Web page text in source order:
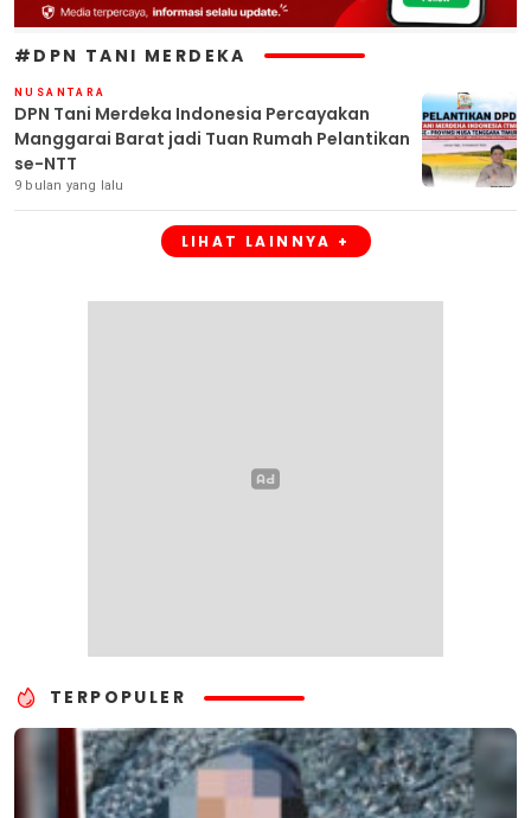
#DPN TANI MERDEKA
NUSANTARA
DPN Tani Merdeka Indonesia Percayakan
Manggarai Barat jadi Tuan Rumah Pelantikan
se-NTT
9 bulan yang lalu
LIHAT LAINNYA +
TERPOPULER